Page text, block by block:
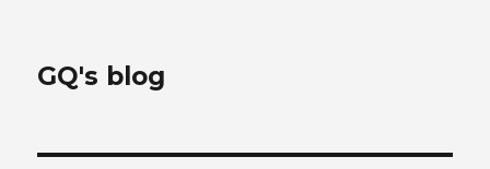
GQ's blog